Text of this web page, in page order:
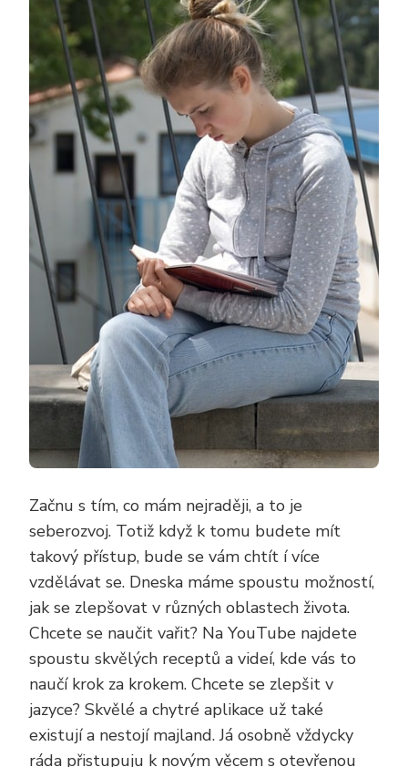
Začnu s tím, co mám nejraději, a to je
seberozvoj. Totiž když k tomu budete mít
takový přístup, bude se vám chtít í více
vzdělávat se. Dneska máme spoustu možností,
jak se zlepšovat v různých oblastech života.
Chcete se naučit vařit? Na YouTube najdete
spoustu skvělých receptů a videí, kde vás to
naučí krok za krokem. Chcete se zlepšit v
jazyce? Skvělé a chytré aplikace už také
existují a nestojí majland. Já osobně vždycky
ráda přistupuju k novým věcem s otevřenou